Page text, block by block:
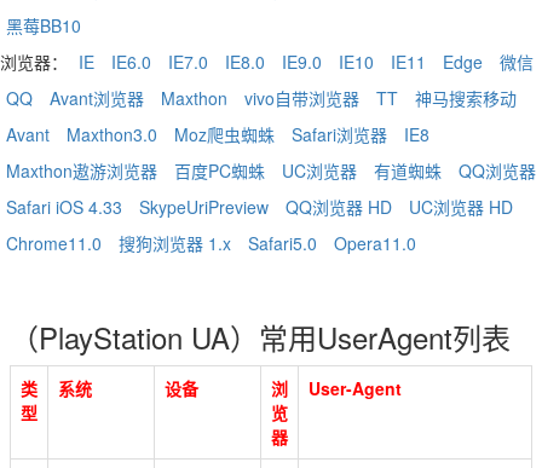
黑莓BB10
浏览器：
IE IE6.0 IE7.0 IE8.0 IE9.0 IE10 IE11 Edge
微信
QQ
Avant浏览器 Maxthon vivo自带浏览器 TT
神马搜索移动
Avant
Maxthon3.0 Moz爬虫蜘蛛 Safari浏览器
IE8
Maxthon遨游浏览器
百度PC蜘蛛 UC浏览器 有道蜘蛛
QQ浏览器
Safari iOS 4.33
SkypeUriPreview QQ浏览器 HD
UC浏览器 HD
Chrome11.0
搜狗浏览器 1.x Safari5.0 Opera11.0
（PlayStation UA）常用UserAgent列表
类
型
系统 设备
浏
览
器
User-Agent